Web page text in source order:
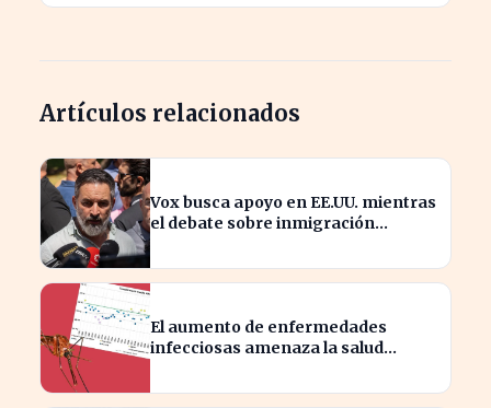
Artículos relacionados
Vox busca apoyo en EE.UU. mientras
el debate sobre inmigración
El aumento de enfermedades
infecciosas amenaza la salud